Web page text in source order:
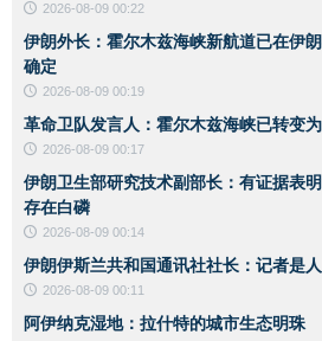
2026-08-09 00:22
伊朗外长：霍尔木兹海峡新航道已在伊
确定
2026-08-09 00:19
革命卫队发言人：霍尔木兹海峡已转变
2026-08-09 00:17
伊朗卫生部研究技术副部长：有证据表
存在白磷
2026-08-09 00:14
伊朗伊斯兰共和国通讯社社长：记者是
2026-08-09 00:11
阿伊纳克湿地：拉什特的城市生态明珠